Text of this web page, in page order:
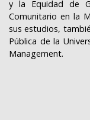
y la Equidad de
Comunitario en la
sus estudios,
Pública de la
Management.